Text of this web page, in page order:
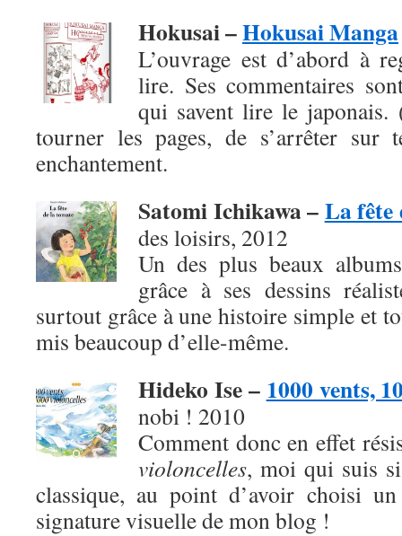
Hokusai –Hokusai Manga
L’ouvrage est d’abord à
lire. Ses commentaires
qui savent lire le
tourner les pages, de s’arrêter sur
enchantement.
Satomi Ichikawa –La fête
des loisirs, 2012
Un des plus beaux
grâce à ses dessins
surtout grâce à une histoire simple et
mis beaucoup d’elle-même.
Hideko Ise – 1000 vents,
nobi ! 2010
Comment donc en effet
violoncelles, moi qui suis
classique, au point d’avoir choisi
signature visuelle de mon blog !